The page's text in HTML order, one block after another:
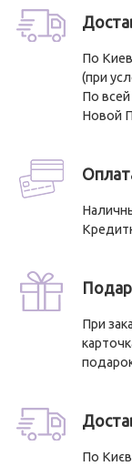
По
(при
По всей
Новой
При
По